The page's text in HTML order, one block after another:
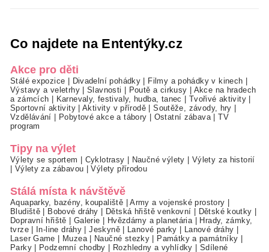
Co najdete na Ententýky.cz
Akce pro děti
Stálé expozice Divadelní pohádky Filmy a pohádky v kinech
Výstavy a veletrhy|Slavnosti Poutě a cirkusy
Akce na hradech
a zámcích
Karnevaly, festivaly, hudba, tanec Tvořivé aktivity
Sportovní aktivity|Aktivity v přírodě |Soutěže, závody, hry
Vzdělávání
Pobytové akce a tábory Ostatní zábava |TV
program
Tipy na výlet
Výlety se sportem Cyklotrasy Naučné výlety
Výlety za historií
Výlety za zábavou |Výlety přírodou
Stálá místa k návštěvě
Aquaparky, bazény, koupaliště |Army a vojenské prostory
Bludiště
Bobové dráhy Dětská hřiště venkovní Dětské koutky
Dopravní hřiště
Galerie Hvězdárny a planetária
Hrady, zámky,
tvrze| In-line dráhy |Jeskyně| Lanové parky Lanové dráhy
Laser Game
Muzea| Naučné stezky Památky a památníky
Parky| Podzemní chodby Rozhledny a vyhlídky
Sdílené